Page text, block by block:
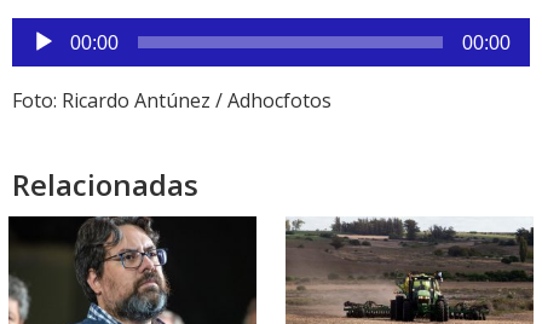
Reproductor
de
audio
00:00 00:00
Foto: Ricardo Antúnez / Adhocfotos
Relacionadas